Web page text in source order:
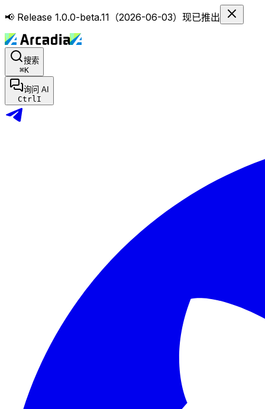
📢 Release 1.0.0-beta.11（2026-06-03）现已推出
搜索
⌘K
询问 AI
CtrlI